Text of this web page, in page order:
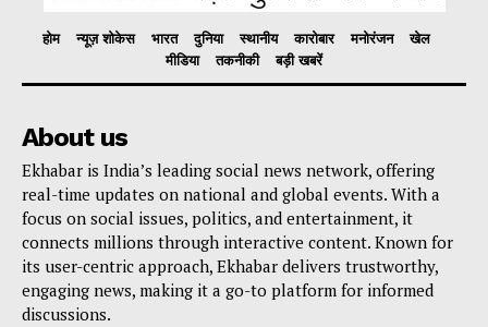
होम न्यूज़ शोकेस भारत दुनिया स्थानीय कारोबार मनोरंजन
खेल
मीडिया
तकनीकी बड़ी खबरें
About us
Ekhabar is India’s leading social news network, offering
real-time updates on national and global events. With a
focus on social issues, politics, and entertainment, it
connects millions through interactive content. Known for
its user-centric approach, Ekhabar delivers trustworthy,
engaging news, making it a go-to platform for informed
discussions.